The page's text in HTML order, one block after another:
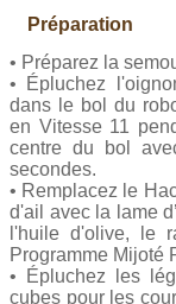
Préparation
• Préparez la
• Épluchez
dans le bol du
en Vitesse 11
centre du bol
secondes.
• Remplacez le
d'ail avec la lame
l'huile d'olive, le
Programme Mijoté
• Épluchez les
cubes pour les